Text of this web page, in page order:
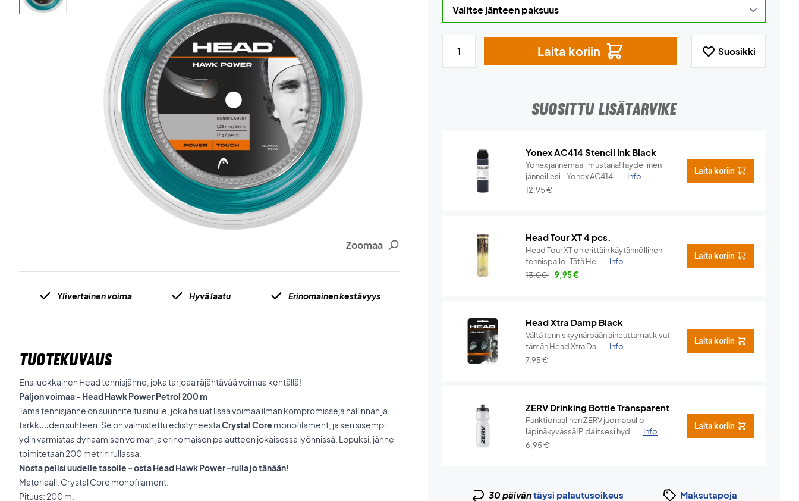
Zoomaa
Ylivertainen voima Hyvä laatu Erinomainen kestävyys
TUOTEKUVAUS
Ensiluokkainen Head tennisjänne, joka tarjoaa räjähtävää voimaa kentällä!
Paljon voimaa - Head Hawk Power Petrol 200 m
Tämä tennisjänne on suunniteltu sinulle, joka haluat lisää voimaa ilman kompromisseja hallinnan ja
tarkkuuden suhteen. Se on valmistettu edistyneestäCrystal Core monofilament , ja sen sisempi
ydin varmistaa dynaamisen voiman ja erinomaisen palautteen jokaisessa lyönnissä. Lopuksi, jänne
toimitetaan 200 metrin rullassa.
Nosta pelisi uudelle tasolle - osta Head Hawk Power -rulla jo tänään!
Materiaali: Crystal Core monofilament.
Pituus: 200 m.
Laita koriin Suosikki
SUOSITTU LISÄTARVIKE
Yonex AC414 Stencil Ink Black
Yonex jännemaali mustana!Täydellinen
jänneillesi - Yonex AC414 ...
Info
12,95€
Laita koriin
Head Tour XT 4 pcs.
Head Tour XT on erittäin käytännöllinen
tennispallo. Tätä He...
Info
13,00
9,95€
Laita koriin
Head Xtra Damp Black
Vältä tenniskyynärpään aiheuttamat kivut
tämän Head Xtra Da...
Info
7,95€
Laita koriin
ZERV Drinking Bottle Transparent
Funktionaalinen ZERV juomapullo
läpinäkyvässä!Pidä itsesi hyd...
Info
6,95€
Laita koriin
30 päiväntäysi palautusoikeus Maksutapoja